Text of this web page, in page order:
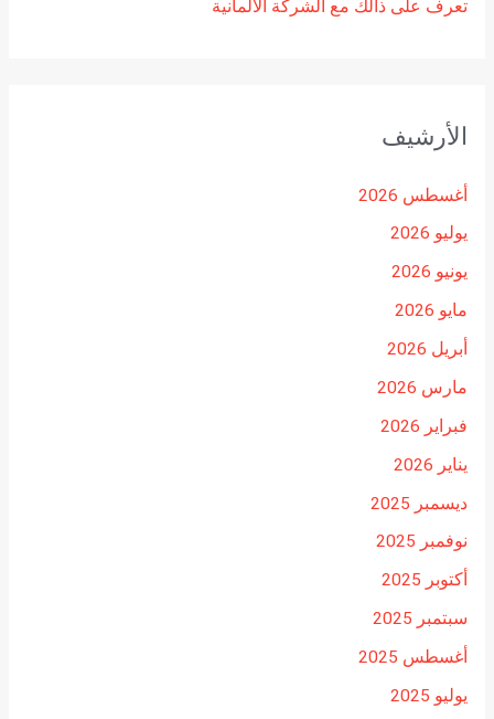
تعرف على ذالك مع الشركة الالمانية
الأرشيف
أغسطس 2026
يوليو 2026
يونيو 2026
مايو 2026
أبريل 2026
مارس 2026
فبراير 2026
يناير 2026
ديسمبر 2025
نوفمبر 2025
أكتوبر 2025
سبتمبر 2025
أغسطس 2025
يوليو 2025